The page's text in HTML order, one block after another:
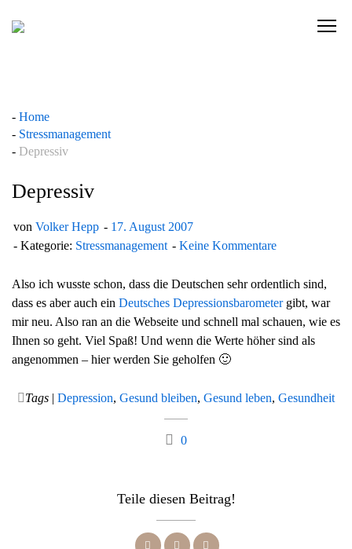
C
n
a
v
t
Home
Stressmanagement
Depressiv
Depressiv
von Volker Hepp
17. August 2007
Kategorie: Stressmanagement Keine Kommentare
Also ich wusste schon, dass die Deutschen sehr ordentlich sind,
dass es aber auch ein Deutsches Depressionsbarometergibt, war
mir neu. Also ran an die Webseite und schnell mal schauen, wie es
Ihnen so geht. Viel Spaß! Und wenn die Werte höher sind als
angenommen – hier werden Sie geholfen 🙂
Tags | Depression, Gesund bleiben, Gesund leben, Gesundheit
0
Teile diesen Beitrag!